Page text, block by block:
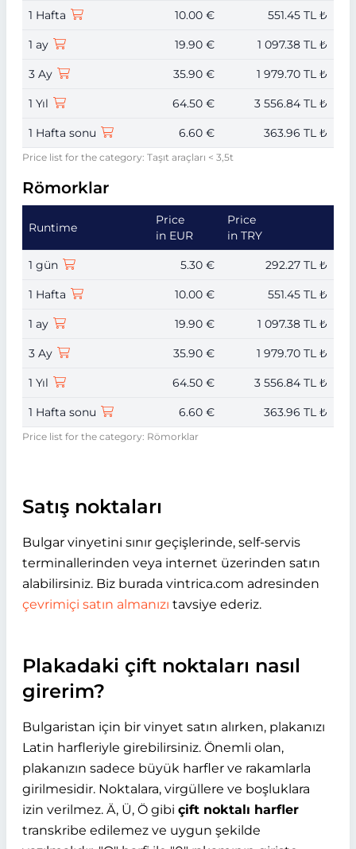
Price list for the category: Taşıt araçları < 3,5t
1 Hafta 10.00 € 551.45 TL ₺
1 ay 19.90 € 1 097.38 TL ₺
3 Ay 35.90 € 1 979.70 TL ₺
1 Yıl 64.50 € 3 556.84 TL ₺
1 Hafta sonu 6.60 € 363.96 TL ₺
Römorklar
Price list for the category: Römorklar
Runtime
Price
in EUR
Price
in TRY
1 gün 5.30 € 292.27 TL ₺
1 Hafta 10.00 € 551.45 TL ₺
1 ay 19.90 € 1 097.38 TL ₺
3 Ay 35.90 € 1 979.70 TL ₺
1 Yıl 64.50 € 3 556.84 TL ₺
1 Hafta sonu 6.60 € 363.96 TL ₺
Satış noktaları
Bulgar vinyetini sınır geçişlerinde, self-servis
terminallerinden veya internet üzerinden satın
alabilirsiniz. Biz burada vintrica.com adresinden
çevrimiçi satın almanızı tavsiye ederiz.
Plakadaki çift noktaları nasıl
girerim?
Bulgaristan için bir vinyet satın alırken, plakanızı
Latin harfleriyle girebilirsiniz. Önemli olan,
plakanızın sadece büyük harfler ve rakamlarla
girilmesidir. Noktalara, virgüllere ve boşluklara
izin verilmez. Ä, Ü, Ö gibi çift noktalı harfler
transkribe edilemez ve uygun şekilde